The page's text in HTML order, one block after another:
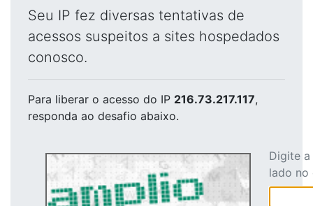
Seu IP fez diversas tentativas de
acessos suspeitos a sites hospedados
conosco.
Para liberar o acesso do IP 216.73.217.117,
responda ao desafio abaixo.
Digite
lado no